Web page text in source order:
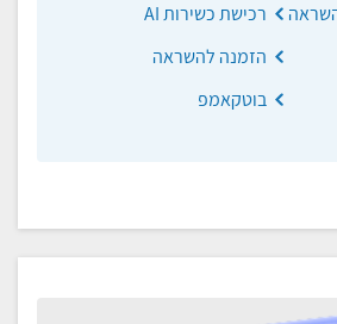
רכישת כשירות AI
הזמנה להשראה
בוטקאמפ